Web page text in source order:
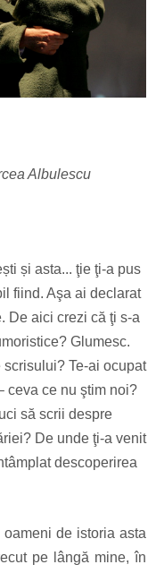
Albulescu
și asta... ţie ţi-a pus
fiind. Aşa ai declarat
De aici crezi că ţi s-a
Glumesc.
Te-ai ocupat
ceva ce nu ştim noi?
să scrii despre
De unde ţi-a venit
descoperirea
de istoria asta
pe lângă mine, în